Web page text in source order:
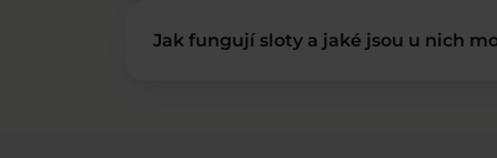
Jak fungují sloty a jaké jsou u nich